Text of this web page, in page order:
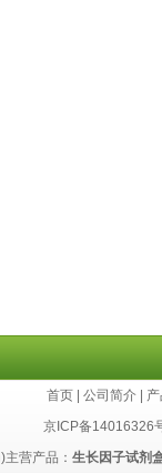
首页 公司简介
京ICP备14016326
营产品： 生长因子试剂